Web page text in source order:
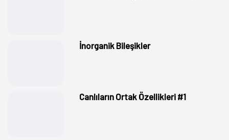
İnorganik Bileşikler
Canlıların Ortak Özellikleri #1